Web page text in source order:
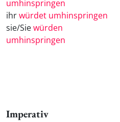
umhinspringen
ihrwürdet umhinspringen
sie/Siewürden
umhinspringen
Imperativ